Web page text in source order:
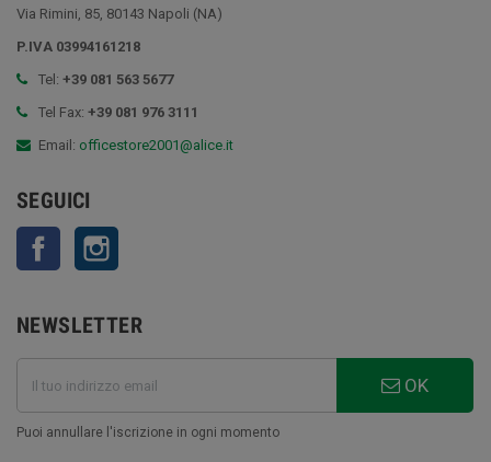
Via Rimini, 85, 80143 Napoli (NA)
P.IVA 03994161218
Tel: +39 081 563 5677
Tel Fax: +39 081 976 3111
Email: officestore2001@alice.it
SEGUICI
Facebook
NEWSLETTER
OK
Puoi annullare l'iscrizione in ogni momento